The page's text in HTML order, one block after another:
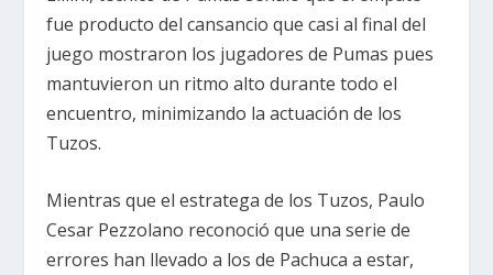
fue producto del cansancio que casi al final del
juego mostraron los jugadores de Pumas pues
mantuvieron un ritmo alto durante todo el
encuentro, minimizando la actuación de los
Tuzos.
Mientras que el estratega de los Tuzos, Paulo
Cesar Pezzolano reconoció que una serie de
errores han llevado a los de Pachuca a estar,